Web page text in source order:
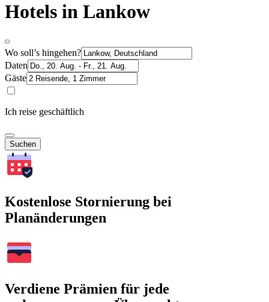
Hotels in Lankow
Wo soll’s hingehen?
Daten
Gäste
Ich reise geschäftlich
Suchen
Kostenlose Stornierung bei
Planänderungen
Verdiene Prämien für jede